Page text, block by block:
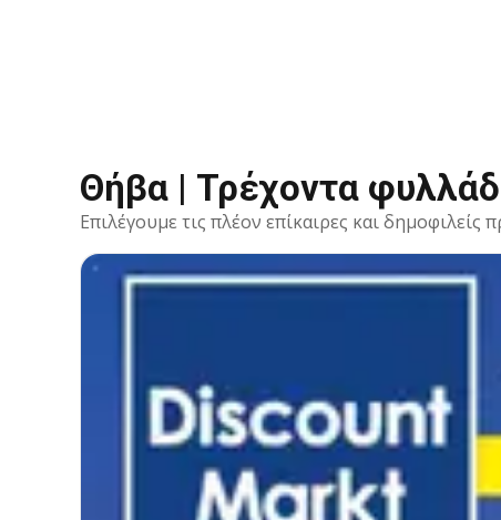
Θήβα | Τρέχοντα
Επιλέγουμε τις πλέον επίκαιρες και δημοφιλείς